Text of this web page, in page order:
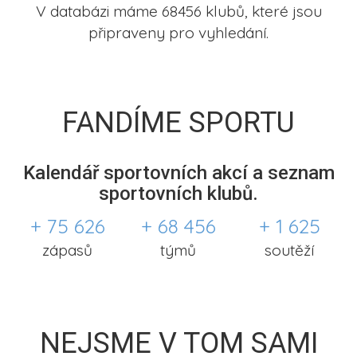
V databázi máme 68456 klubů, které jsou
připraveny pro vyhledání.
FANDÍME SPORTU
Kalendář sportovních akcí a seznam
sportovních klubů.
+ 75 626
zápasů
+ 68 456
týmů
+ 1 625
soutěží
NEJSME V TOM SAMI